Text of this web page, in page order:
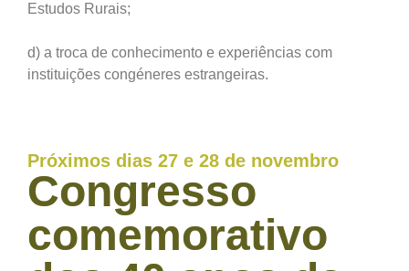
Estudos Rurais;
d) a troca de conhecimento e experiências com
instituições congéneres estrangeiras.
Próximos dias 27 e 28 de novembro
Congresso
comemorativo